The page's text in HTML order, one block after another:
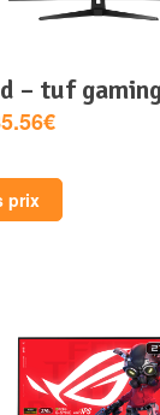
– tuf
prix